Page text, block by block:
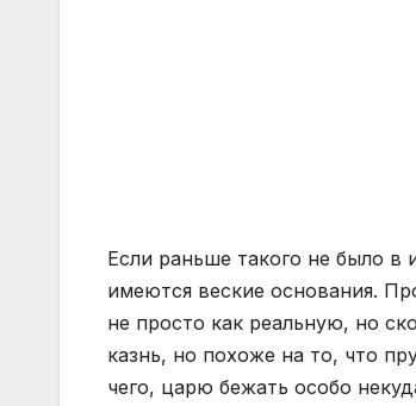
Если раньше такого не было в
имеются веские основания.
не просто как реальную, но
казнь, но похоже на то, что
чего, царю бежать особо